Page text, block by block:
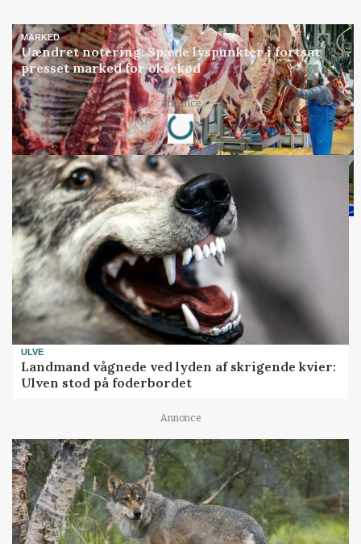
MARKED
Uændret notering: Spæde lyspunkter i fortsat
presset marked for oksekød
Annonce
Loading...
ULVE
Landmand vågnede ved lyden af skrigende kvier:
Ulven stod på foderbordet
Annonce